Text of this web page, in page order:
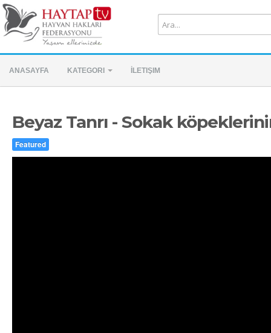
ANASAYFA KATEGORI İLETIŞIM
Beyaz Tanrı - Sokak
Featured